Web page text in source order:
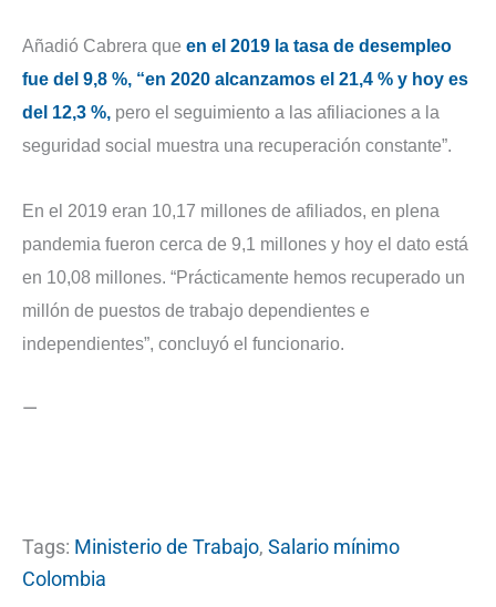
Añadió Cabrera que en el 2019 la tasa de desempleo
fue del 9,8 %, “en 2020 alcanzamos el 21,4 % y hoy es
del 12,3 %, pero el seguimiento a las afiliaciones a la
seguridad social muestra una recuperación constante”.
En el 2019 eran 10,17 millones de afiliados, en plena
pandemia fueron cerca de 9,1 millones y hoy el dato está
en 10,08 millones. “Prácticamente hemos recuperado un
millón de puestos de trabajo dependientes e
independientes”, concluyó el funcionario.
—
Tags: Ministerio de Trabajo, Salario mínimo
Colombia